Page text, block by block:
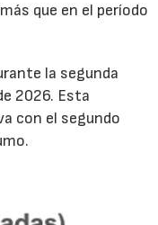
que en el período
la segunda
2026. Esta
con el segundo